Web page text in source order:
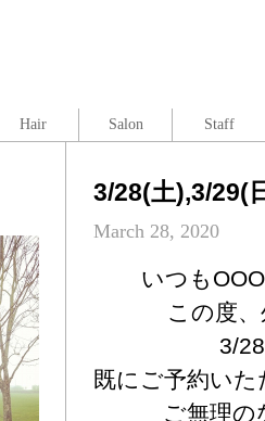
3/28(土),3/29(
March 28, 2020
いつも
この度
3/
既にご予約い
ご無理
Hair Salon Staff